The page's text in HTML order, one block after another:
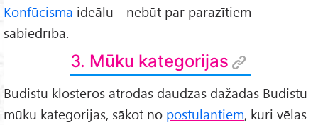
Konfūcisma ideālu - nebūt par parazītiem
sabiedrībā.
3. Mūku kategorijas
Budistu klosteros atrodas daudzas dažādas Budistu
mūku kategorijas, sākot no postulantiem, kuri vēlas